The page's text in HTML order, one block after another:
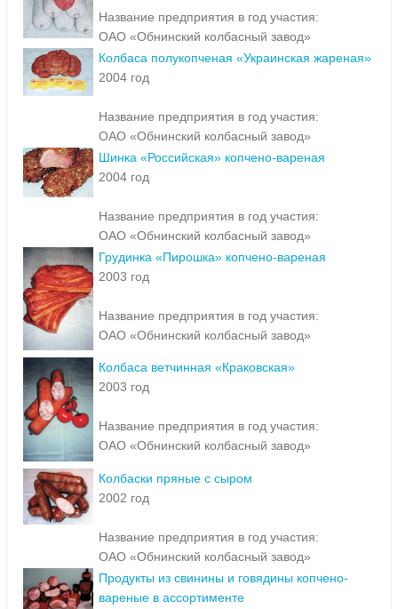
Название предприятия в год участия:
ОАО «Обнинский колбасный завод»
Колбаса полукопченая «Украинская жареная»
2004 год
Название предприятия в год участия:
ОАО «Обнинский колбасный завод»
Шинка «Российская» копчено-вареная
2004 год
Название предприятия в год участия:
ОАО «Обнинский колбасный завод»
Грудинка «Пирошка» копчено-вареная
2003 год
Название предприятия в год участия:
ОАО «Обнинский колбасный завод»
Колбаса ветчинная «Краковская»
2003 год
Название предприятия в год участия:
ОАО «Обнинский колбасный завод»
Колбаски пряные с сыром
2002 год
Название предприятия в год участия:
ОАО «Обнинский колбасный завод»
Продукты из свинины и говядины копчено-
вареные в ассортименте